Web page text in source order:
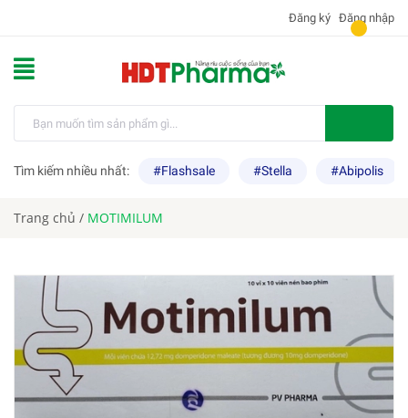
Đăng ký Đăng nhập
Tìm kiếm nhiều nhất: #Flashsale #Stella #Abipolis
Trang chủ / MOTIMILUM